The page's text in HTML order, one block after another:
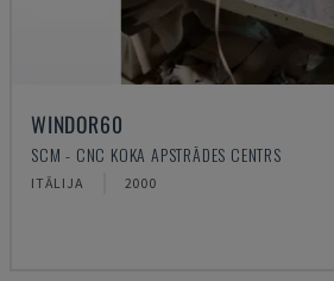
WINDOR60
SCM - CNC KOKA APSTRĀDES CENTRS
ITĀLIJA 2000